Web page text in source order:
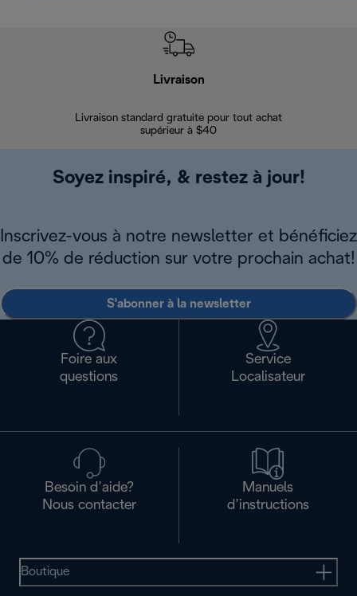
Livraison
Livraison standard gratuite pour tout achat
supérieur à $40
Soyez inspiré, & restez à jour!
Inscrivez-vous à notre newsletter et bénéficiez
de 10% de réduction sur votre prochain achat!
S'abonner à la newsletter
Foire aux
questions
Service
Localisateur
Besoin d’aide?
Nous contacter
Manuels
d’instructions
Boutique